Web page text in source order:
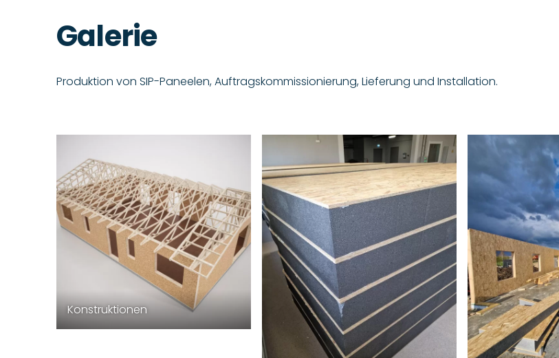
Galerie
Produktion von SIP-Paneelen, Auftragskommissionierung, Lieferung und Installation.
Konstruktionen